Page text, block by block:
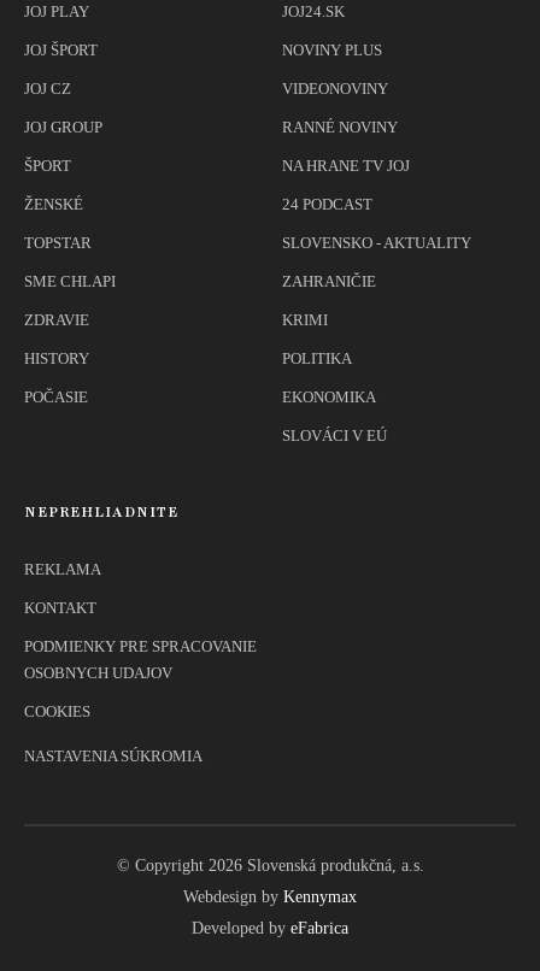
JOJ PLAY
JOJ ŠPORT
JOJ CZ
JOJ GROUP
ŠPORT
ŽENSKÉ
TOPSTAR
SME CHLAPI
ZDRAVIE
HISTORY
POČASIE
JOJ24.SK
NOVINY PLUS
VIDEONOVINY
RANNÉ NOVINY
NA HRANE TV JOJ
24 PODCAST
SLOVENSKO - AKTUALITY
ZAHRANIČIE
KRIMI
POLITIKA
EKONOMIKA
SLOVÁCI V EÚ
NEPREHLIADNITE
REKLAMA
KONTAKT
PODMIENKY PRE SPRACOVANIE
OSOBNYCH UDAJOV
COOKIES
NASTAVENIA SÚKROMIA
© Copyright 2026 Slovenská produkčná, a.s.
Webdesign by Kennymax
Developed by eFabrica